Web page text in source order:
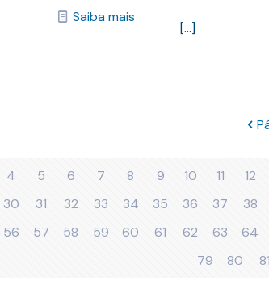
Saiba mais
[…]
4 5 6 7 8 9 10 11 12
30 31 32 33 34 35 36 37 38
56 57 58 59 60 61 62 63 64
79
80 81